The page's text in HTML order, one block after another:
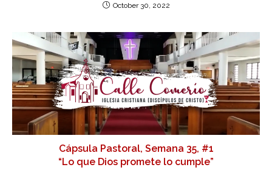
October 30, 2022
Cápsula Pastoral, Semana 35, #1
“Lo que Dios promete lo cumple”